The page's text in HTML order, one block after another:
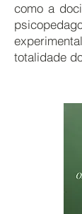
como a
totalidade